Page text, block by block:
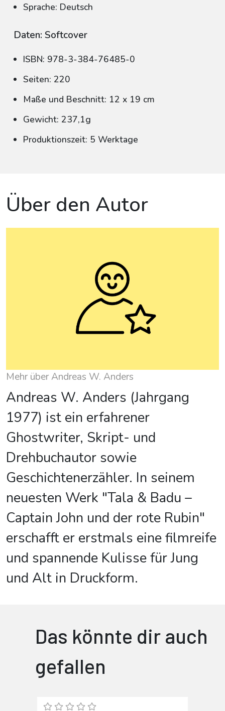
Sprache: Deutsch
Daten: Softcover
ISBN: 978-3-384-76485-0
Seiten: 220
Maße und Beschnitt: 12 x 19 cm
Gewicht: 237,1g
Produktionszeit: 5 Werktage
Über den Autor
Mehr über Andreas W. Anders
Andreas W. Anders (Jahrgang
1977) ist ein erfahrener
Ghostwriter, Skript- und
Drehbuchautor sowie
Geschichtenerzähler. In seinem
neuesten Werk "Tala & Badu –
Captain John und der rote Rubin"
erschafft er erstmals eine filmreife
und spannende Kulisse für Jung
und Alt in Druckform.
Das könnte dir auch
gefallen